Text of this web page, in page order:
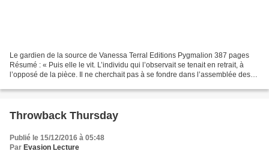
Le gardien de la source de Vanessa Terral Editions Pygmalion 387 pages
Résumé : « Puis elle le vit. L’individu qui l’observait se tenait en retrait, à
l’opposé de la pièce. Il ne cherchait pas à se fondre dans l’assemblée des
Throwback Thursday
Publié le 15/12/2016 à 05:48
Par Evasion Lecture